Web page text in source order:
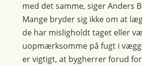
med det samme, siger Anders
Mange bryder sig ikke om at
de har misligholdt taget eller
uopmærksomme på fugt i
er vigtigt, at bygherrer forud